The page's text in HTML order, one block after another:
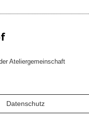
Ateliergemeinschaft
Datenschutz